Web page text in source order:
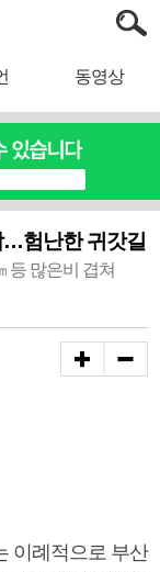
동영상
…험난한 귀갓길
등 많은비 겹쳐
이례적으로 부산